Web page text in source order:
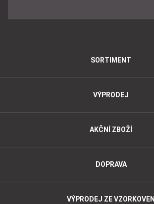
SORTIMENT
VÝPRODEJ
AKČNÍ ZBOŽÍ
DOPRAVA
VÝPRODEJ ZE VZORKOVEN